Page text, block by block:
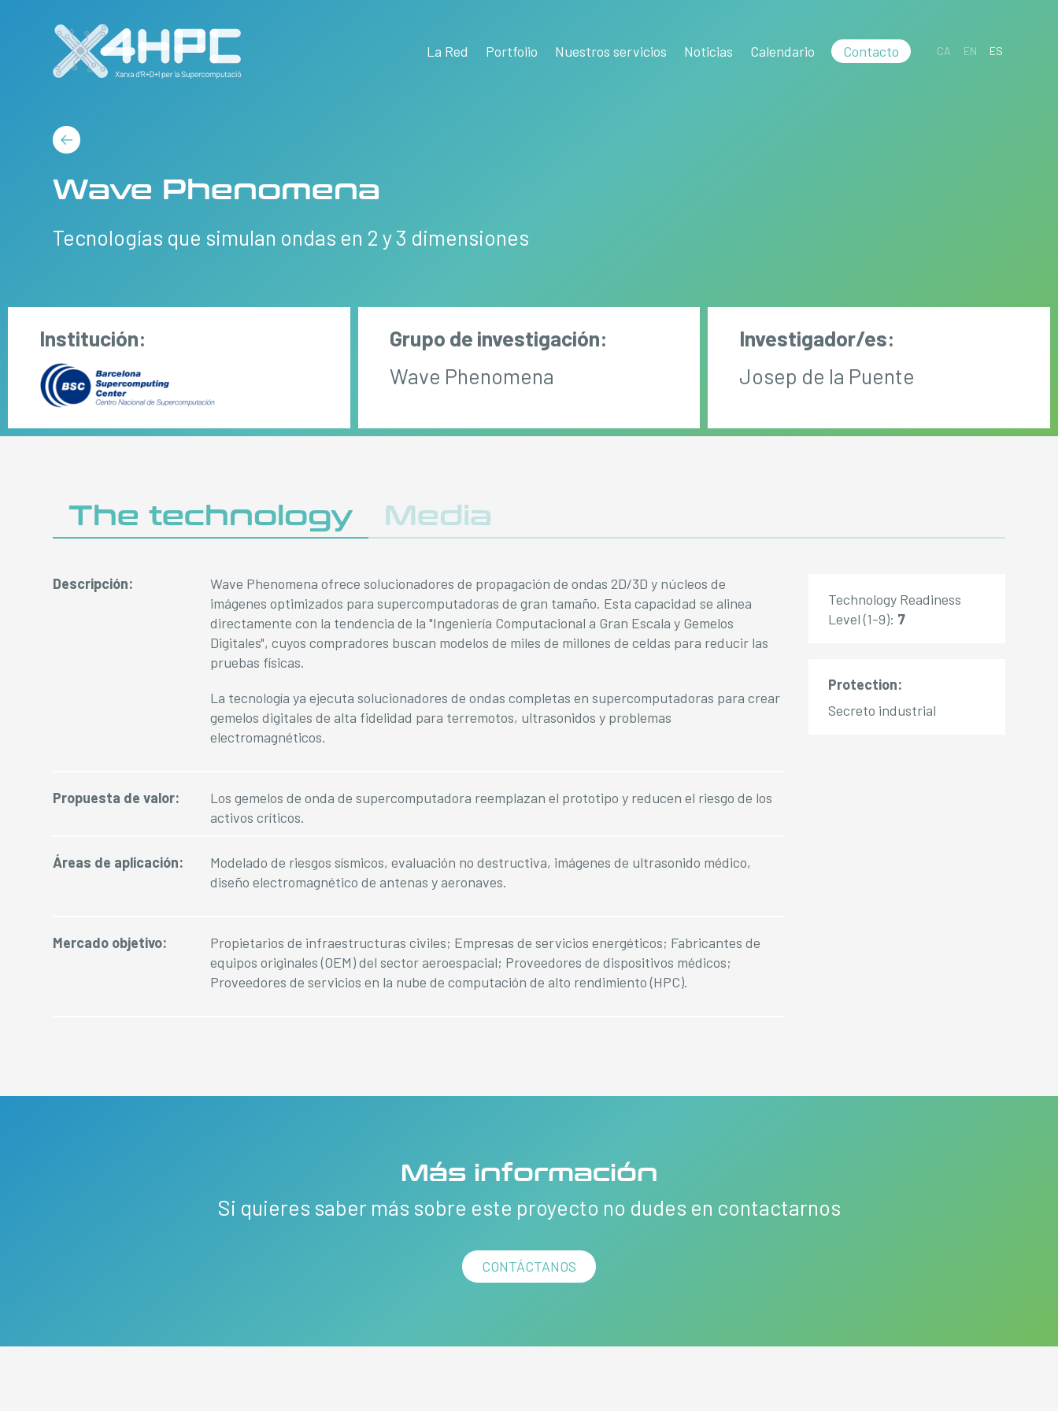
La Red Portfolio Nuestros servicios Noticias Calendario Contacto CA EN ES
Wave Phenomena
Tecnologías que simulan ondas en 2 y 3 dimensiones
Institución:
Grupo de investigación:
Wave Phenomena
Investigador/es:
Josep de la Puente
The technology Media
Descripción:
Wave Phenomena ofrece solucionadores de propagación de ondas 2D/3D y núcleos de
imágenes optimizados para supercomputadoras de gran tamaño. Esta capacidad se alinea
directamente con la tendencia de la "Ingeniería Computacional a Gran Escala y Gemelos
Digitales", cuyos compradores buscan modelos de miles de millones de celdas para reducir las
pruebas físicas.
La tecnología ya ejecuta solucionadores de ondas completas en supercomputadoras para crear
gemelos digitales de alta fidelidad para terremotos, ultrasonidos y problemas
electromagnéticos.
Propuesta de valor:
Los gemelos de onda de supercomputadora reemplazan el prototipo y reducen el riesgo de los
activos críticos.
Áreas de aplicación:
Modelado de riesgos sísmicos, evaluación no destructiva, imágenes de ultrasonido médico,
diseño electromagnético de antenas y aeronaves.
Mercado objetivo:
Propietarios de infraestructuras civiles; Empresas de servicios energéticos; Fabricantes de
equipos originales (OEM) del sector aeroespacial; Proveedores de dispositivos médicos;
Proveedores de servicios en la nube de computación de alto rendimiento (HPC).
Technology Readiness
Level (1-9): 7
Protection:
Secreto industrial
Más información
Si quieres saber más sobre este proyecto no dudes en contactarnos
CONTÁCTANOS